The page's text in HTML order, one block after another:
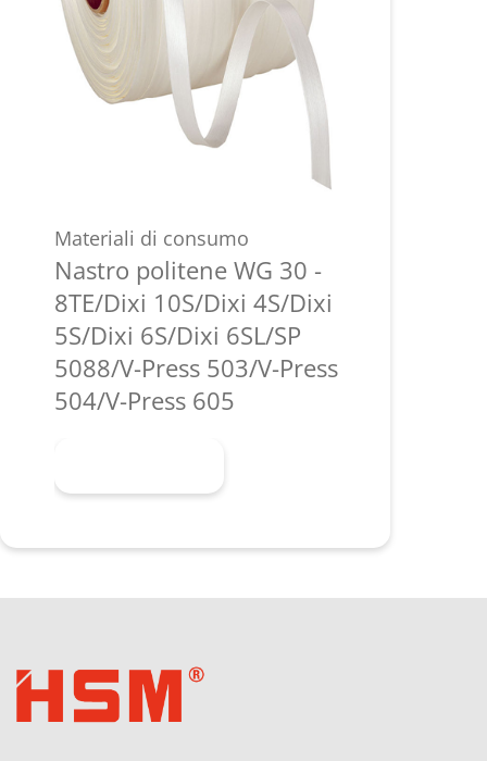
Materiali di consumo
Nastro politene WG 30 -
8TE/Dixi 10S/Dixi 4S/Dixi
5S/Dixi 6S/Dixi 6SL/SP
5088/V-Press 503/V-Press
504/V-Press 605